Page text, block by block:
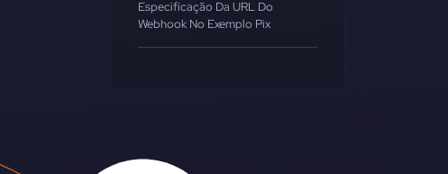
Especificação Da URL Do
Webhook No Exemplo Pix